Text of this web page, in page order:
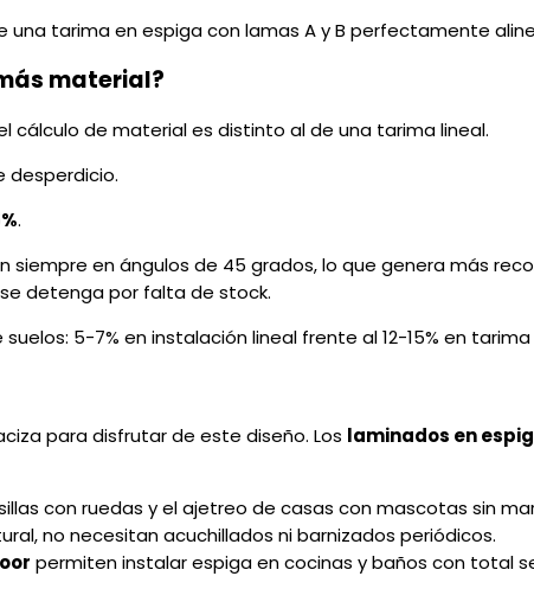
material?
cálculo de material es distinto al de una tarima lineal.
desperdicio.
.
siempre en ángulos de 45 grados, lo que genera más
detenga por falta de stock.
para disfrutar de este diseño. Los laminados en
con ruedas y el ajetreo de casas con mascotas sin
no necesitan acuchillados ni barnizados periódicos.
permiten instalar espiga en cocinas y baños con total